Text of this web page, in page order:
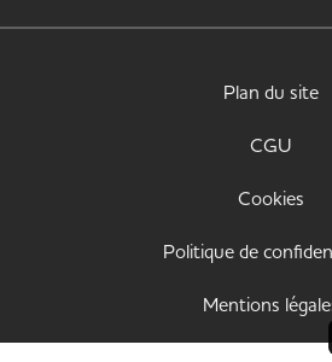
Plan du site
CGU
Cookies
Politique de
Mentions
Déclaration